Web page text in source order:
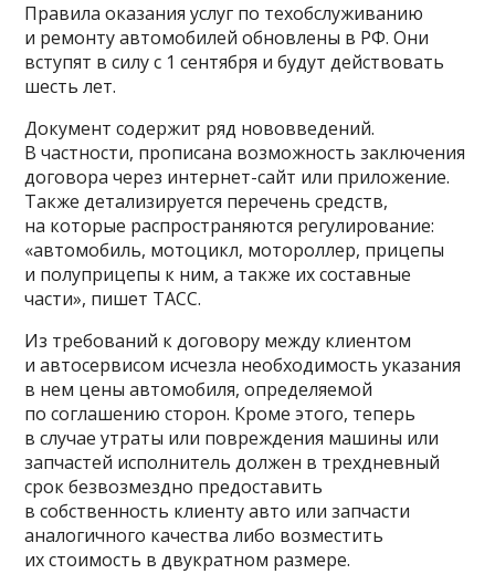
Правила оказания услуг по техобслуживанию
и ремонту автомобилей обновлены в РФ. Они
вступят в силу с 1 сентября и будут действовать
шесть лет.
Документ содержит ряд нововведений.
В частности, прописана возможность заключения
договора через интернет-сайт или приложение.
Также детализируется перечень средств,
на которые распространяются регулирование:
«автомобиль, мотоцикл, мотороллер, прицепы
и полуприцепы к ним, а также их составные
части», пишет ТАСС.
Из требований к договору между клиентом
и автосервисом исчезла необходимость указания
в нем цены автомобиля, определяемой
по соглашению сторон. Кроме этого, теперь
в случае утраты или повреждения машины или
запчастей исполнитель должен в трехдневный
срок безвозмездно предоставить
в собственность клиенту авто или запчасти
аналогичного качества либо возместить
их стоимость в двукратном размере.